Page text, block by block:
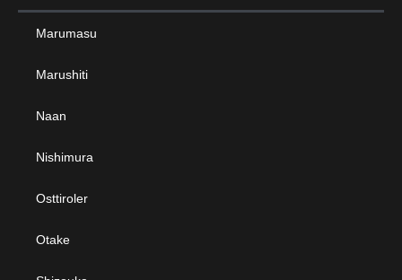
Marumasu
Marushiti
Naan
Nishimura
Osttiroler
Otake